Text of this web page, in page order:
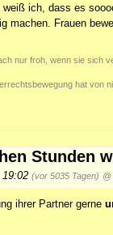
ich, dass es
machen. Frauen
nur froh, wenn sie sich
hat von
Stunden
19:02 (vor 5035 Tagen)
ihrer Partner gerne